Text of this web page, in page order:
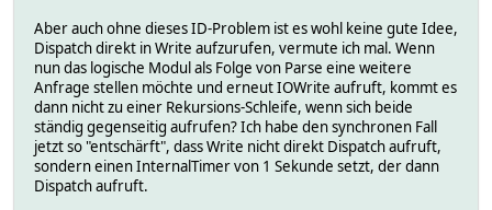
Aber auch ohne dieses ID-Problem ist es wohl keine gute Idee,
Dispatch direkt in Write aufzurufen, vermute ich mal. Wenn
nun das logische Modul als Folge von Parse eine weitere
Anfrage stellen möchte und erneut IOWrite aufruft, kommt es
dann nicht zu einer Rekursions-Schleife, wenn sich beide
ständig gegenseitig aufrufen? Ich habe den synchronen Fall
jetzt so "entschärft", dass Write nicht direkt Dispatch aufruft,
sondern einen InternalTimer von 1 Sekunde setzt, der dann
Dispatch aufruft.